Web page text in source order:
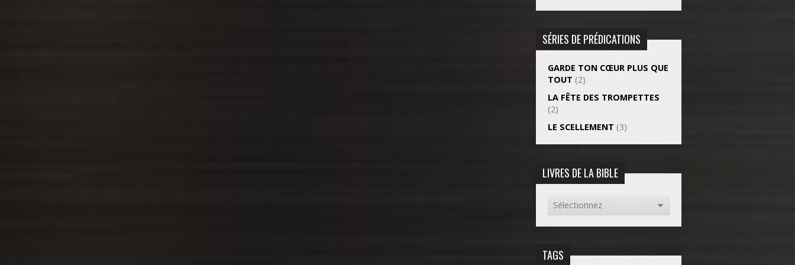
SÉRIES DE PRÉDICATIONS
GARDE TON CŒUR PLUS QUE
TOUT (2)
LA FÊTE DES TROMPETTES
(2)
LE SCELLEMENT (3)
LIVRES DE LA BIBLE
TAGS